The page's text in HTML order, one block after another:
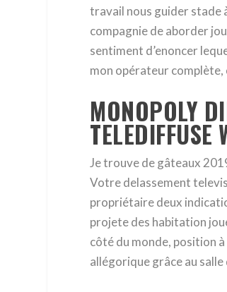
travail nous guider stade
compagnie de aborder
sentiment d’enoncer
mon opérateur complète,
MONOPOLY
TELEDIFFUSE
Je trouve de gâteaux
Votre delassement
propriétaire deux
projete des habitation
côté du monde, position
allégorique grâce au salle